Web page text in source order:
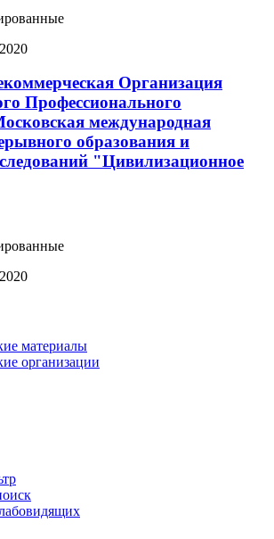
Организация
Профессионального
международная
образования и
"Цивилизационное
материалы
организации